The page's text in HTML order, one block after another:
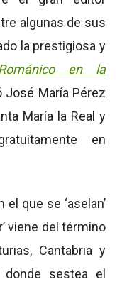
algunas de sus
la prestigiosa y
en la
María Pérez
María la Real y
en
el que se ‘aselan’
viene del término
Cantabria y
sestea el